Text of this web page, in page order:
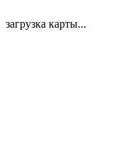
загрузка карты...